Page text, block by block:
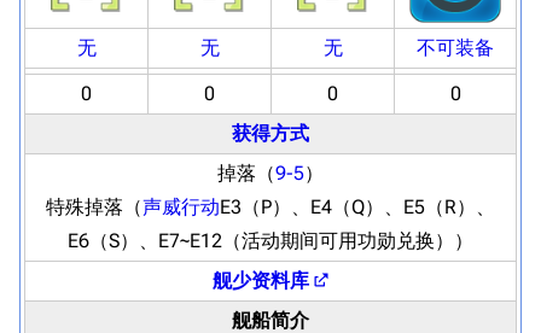
无 无 无
不可装备
0
0 0
0
获得方式
掉落（9-5）
特殊掉落（声威行动E3（P）、E4（Q）、E5（R）、
E6（S）、E7~E12（活动期间可用功勋兑换））
舰少资料库
舰船简介